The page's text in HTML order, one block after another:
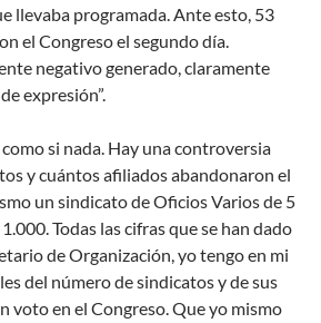
llevaba programada. Ante esto, 53
el Congreso el segundo día.
negativo generado, claramente
expresión”.
si nada. Hay una controversia
y cuántos afiliados abandonaron el
un sindicato de Oficios Varios de 5
Todas las cifras que se han dado
de Organización, yo tengo en mi
del número de sindicatos y de sus
voto en el Congreso. Que yo mismo